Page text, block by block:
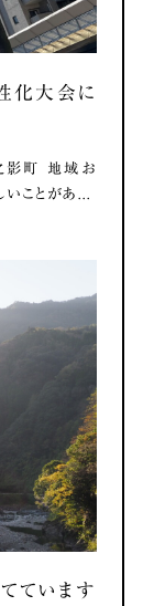
化大会に
影町 地域お
ことがあ...
ています